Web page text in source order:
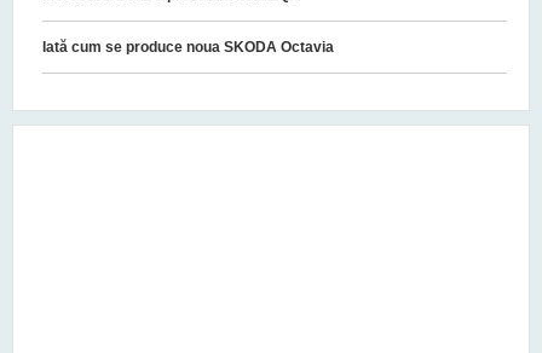
Iată cum se produce noua SKODA Octavia